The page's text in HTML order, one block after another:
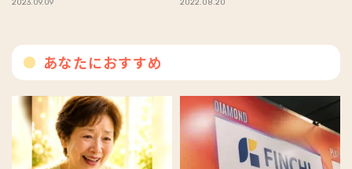
2023.09.09 2022.08.20
あなたにおすすめ